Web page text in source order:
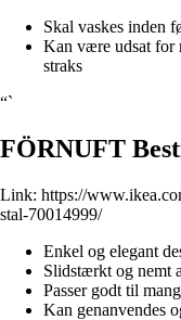
Skal vaskes inden
Kan være udsat for
straks
“`
FÖRNUFT
Link: https://
stal-70014999/
Enkel og elegant
Slidstærkt og nemt
Passer godt til
Kan genanvendes